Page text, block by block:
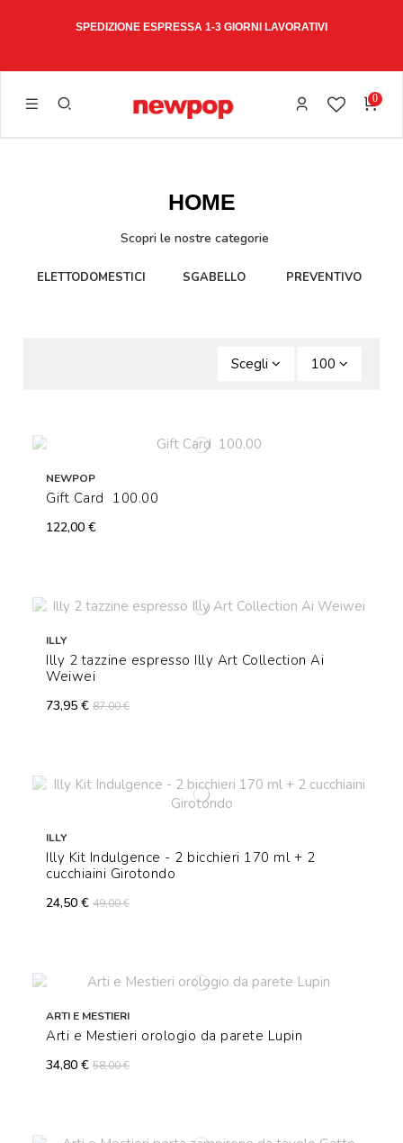
SPEDIZIONE ESPRESSA 1-3 GIORNI LAVORATIVI
0
HOME
Scopri le nostre categorie
ELETTODOMESTICI SGABELLO PREVENTIVO
Scegli 100
NEWPOP
Gift Card  100.00
122,00 €
ILLY
Illy 2 tazzine espresso Illy Art Collection Ai
Weiwei
73,95 €87,00 €
ILLY
Illy Kit Indulgence - 2 bicchieri 170 ml + 2
cucchiaini Girotondo
24,50 €49,00 €
ARTI E MESTIERI
Arti e Mestieri orologio da parete Lupin
34,80 €58,00 €